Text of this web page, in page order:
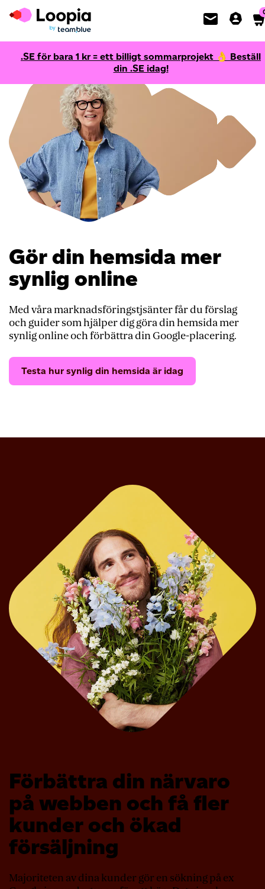
.SE för bara 1 kr = ett billigt sommarprojekt 👌 Beställ
din .SE idag!
Gör din hemsida mer
synlig online
Med våra marknadsföringstjsänter får du förslag
och guider som hjälper dig göra din hemsida mer
synlig online och förbättra din Google-placering.
Testa hur synlig din hemsida är idag
Förbättra din närvaro
på webben och få fler
kunder och ökad
försäljning
Majoriteten av dina kunder gör en sökning på ex